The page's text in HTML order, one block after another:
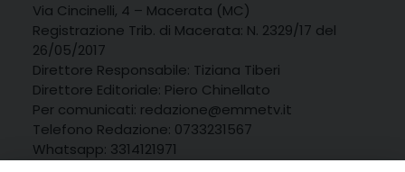
Via Cincinelli, 4 – Macerata (MC)
Registrazione Trib. di Macerata: N. 2329/17 del
26/05/2017
Direttore Responsabile: Tiziana Tiberi
Direttore Editoriale: Piero Chinellato
Per comunicati: redazione@emmetv.it
Telefono Redazione: 0733231567
Whatsapp: 3314121971